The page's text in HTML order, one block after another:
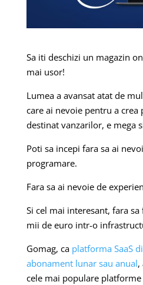
Sa iti deschizi un magazin
mai usor!
Lumea a avansat atat de
care ai nevoie pentru a
destinat vanzarilor, e mega
Poti sa incepi fara sa ai
programare.
Fara sa ai nevoie de
Si cel mai interesant, fara
mii de euro intr-o
Gomag, ca platforma SaaS
abonament lunar sau anual,
cele mai populare